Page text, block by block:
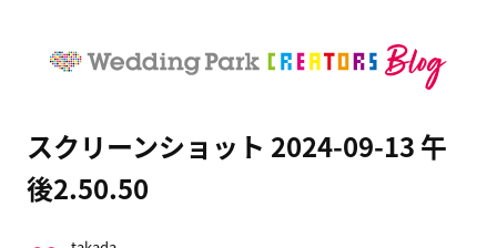
スクリーンショット 2024-09-13 午
後2.50.50